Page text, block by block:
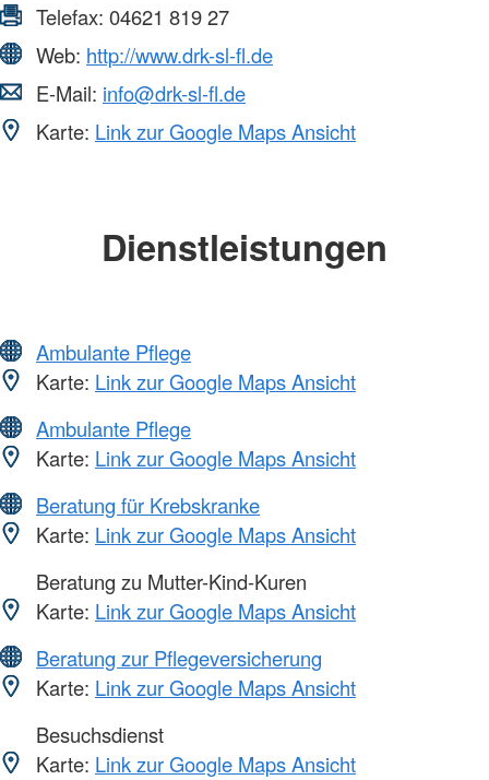
Telefax: 04621 819 27
Web: http://www.drk-sl-fl.de
E-Mail: info@drk-sl-fl.de
Karte: Link zur Google Maps Ansicht
Dienstleistungen
Ambulante Pflege
Karte: Link zur Google Maps Ansicht
Ambulante Pflege
Karte: Link zur Google Maps Ansicht
Beratung für Krebskranke
Karte: Link zur Google Maps Ansicht
Beratung zu Mutter-Kind-Kuren
Karte: Link zur Google Maps Ansicht
Beratung zur Pflegeversicherung
Karte: Link zur Google Maps Ansicht
Besuchsdienst
Karte: Link zur Google Maps Ansicht